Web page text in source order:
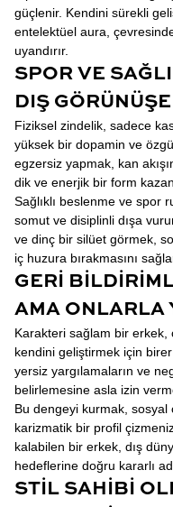
güçlenir. Kendini sürekli
entelektüel aura,
uyandırır.
SPOR VE
DIŞ
Fiziksel zindelik, sadece
yüksek bir dopamin ve
egzersiz yapmak, kan
dik ve enerjik bir form
Sağlıklı beslenme ve spor
somut ve disiplinli dışa
ve dinç bir silüet görmek,
iç huzura bırakmasını
GERI
AMA ONLARLA
Karakteri sağlam bir erkek,
kendini geliştirmek için
yersiz yargılamaların ve
belirlemesine asla izin
Bu dengeyi kurmak, sosyal
karizmatik bir profil
kalabilen bir erkek, dış
hedeflerine doğru kararlı
STIL SAHIBI